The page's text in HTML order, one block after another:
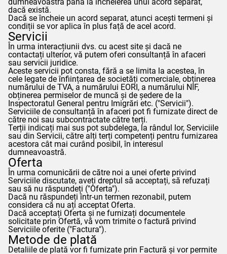
dacă există.
Dacă se încheie un acord separat, atunci acești termeni și
condiții se vor aplica în plus față de acel acord.
Servicii
În urma interacțiunii dvs. cu acest site și dacă ne
contactați ulterior, vă putem oferi consultanță în afaceri
sau servicii juridice.
Aceste servicii pot consta, fără a se limita la acestea, în
cele legate de înființarea de societăți comerciale, obținerea
numărului de TVA, a numărului EORI, a numărului NIF,
obținerea permiselor de muncă și de ședere de la
Inspectoratul General pentru Imigrări etc. ("Servicii").
Serviciile de consultanță în afaceri pot fi furnizate direct de
către noi sau subcontractate către terți.
Terții indicați mai sus pot subdelega, la rândul lor, Serviciile
sau din Servicii, către alți terți competenți pentru furnizarea
acestora cât mai curând posibil, în interesul
dumneavoastră.
Oferta
În urma comunicării de către noi a unei oferte privind
Serviciile discutate, aveți dreptul să acceptați, să refuzați
sau să nu răspundeți ("Oferta").
Dacă nu răspundeți într-un termen rezonabil, putem
considera că nu ați acceptat Oferta.
Dacă acceptați Oferta și ne furnizați documentele
solicitate prin Ofertă, vă vom trimite o factură privind
Serviciile oferite ("Factura").
Metode de plată
Detaliile de plată vor fi furnizate prin Factură și vor permite